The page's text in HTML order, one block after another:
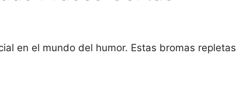
en el mundo del humor. Estas bromas repletas